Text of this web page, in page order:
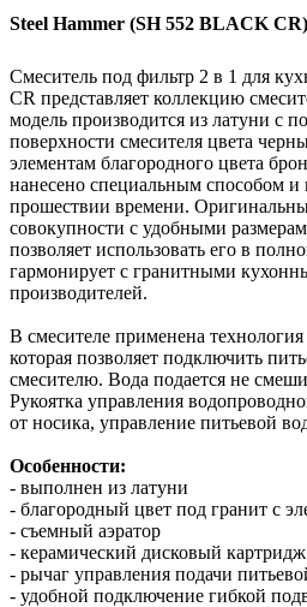
Steel Hammer (SH 552 BLACK
Смеситель под фильтр 2 в 1 для
CR представляет коллекцию
модель производится из латуни с
поверхности смесителя цвета
элементам благородного цвета
нанесено специальным способом и
прошествии времени.
совокупности с удобными
позволяет использовать его в
гармонирует с гранитными
производителей.
В смесителе применена
которая позволяет подключить
смесителю. Вода подается не
Рукоятка управления
от носика, управление питьевой
Особенности:
- выполнен из латуни
- благородный цвет под гранит c
- съемный аэратор
- керамический дисковый
- рычаг управления подачи
- удобной подключение гибкой